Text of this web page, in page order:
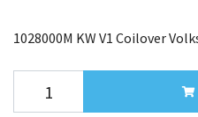
1028000M KW V1 Coilover